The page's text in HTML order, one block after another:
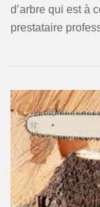
d’arbre qui est à
prestataire